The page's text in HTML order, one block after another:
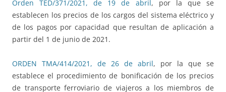
Orden TED/371/2021, de 19 de abril, por la que se
establecen los precios de los cargos del sistema eléctrico y
de los pagos por capacidad que resultan de aplicación a
partir del 1 de junio de 2021.
ORDEN TMA/414/2021, de 26 de abril, por la que se
establece el procedimiento de bonificación de los precios
de transporte ferroviario de viajeros a los miembros de